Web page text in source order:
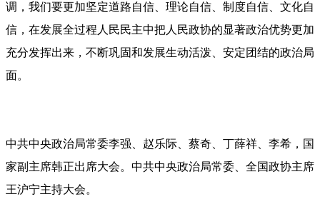
调，我们要更加坚定道路自信、理论自信、制度自信、文化自
信，在发展全过程人民民主中把人民政协的显著政治优势更加
充分发挥出来，不断巩固和发展生动活泼、安定团结的政治局
面。
中共中央政治局常委李强、赵乐际、蔡奇、丁薛祥、李希，国
家副主席韩正出席大会。中共中央政治局常委、全国政协主席
王沪宁主持大会。